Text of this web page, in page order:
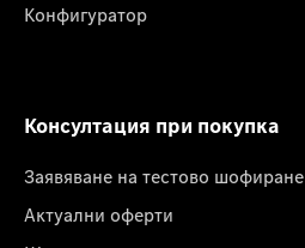
Конфигуратор
Консултация при покупка
Заявяване на тестово шофиране
Актуални оферти